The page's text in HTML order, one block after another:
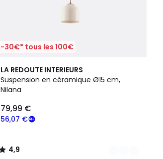
-30€* tous les 100€
LA REDOUTE INTERIEURS
Suspension en céramique Ø15 cm,
Nilana
56,07 €
79,99 €
4,9
/ 5
5
Couleurs
4,9
/